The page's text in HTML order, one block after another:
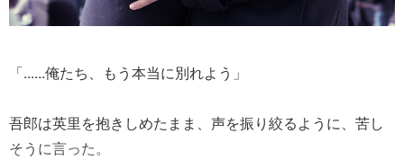
「......俺たち、もう本当に別れよう」
吾郎は英里を抱きしめたまま、声を振り絞るように、苦し
そうに言った。